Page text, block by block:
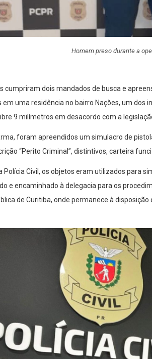
Homem preso durante a
cumpriram dois mandados de busca e
em uma residência no bairro Nações, um
9 milímetros em desacordo com a
foram apreendidos um simulacro de
“Perito Criminal”, distintivos, carteira
Polícia Civil, os objetos eram utilizados para
e encaminhado à delegacia para os
de Curitiba, onde permanece à disposição